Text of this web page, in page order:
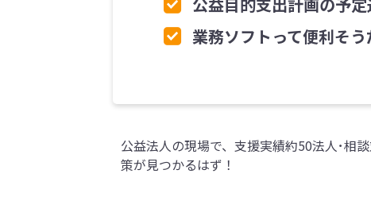
業務ソフトって便利そ
公益法人の現場で、支援実績約50法人･相
策が見つかるはず！